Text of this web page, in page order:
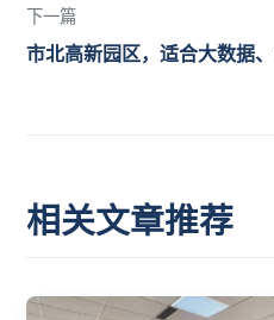
下一篇
市北高新园区，适合大数据
相关文章推荐